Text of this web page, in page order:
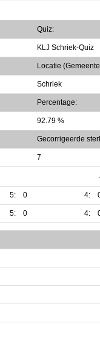
Quiz:
KLJ Schriek-Quiz
Locatie
Schriek
Percentage:
92.79 %
Gecorrigeerde
7
5: 0 4:
5: 0 4: